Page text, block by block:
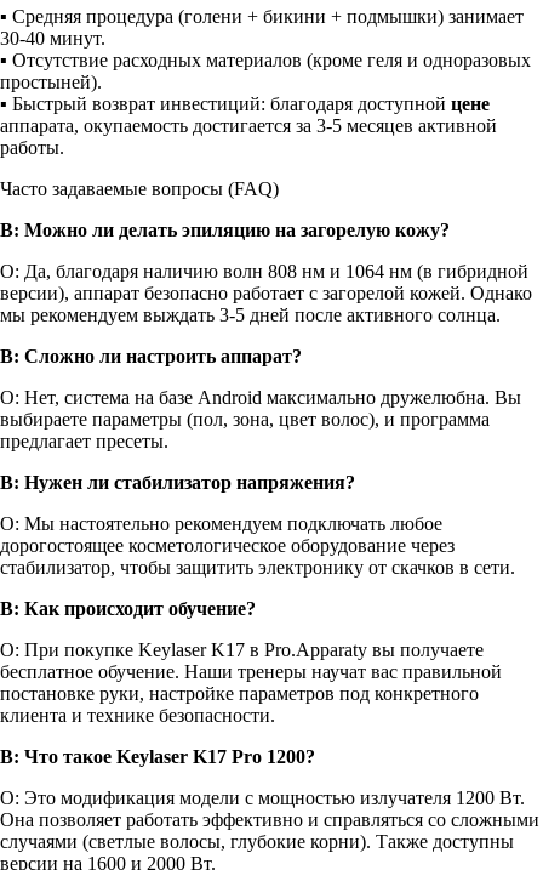
▪ Средняя процедура (голени + бикини + подмышки) занимает
30-40 минут.
▪ Отсутствие расходных материалов (кроме геля и одноразовых
простыней).
▪ Быстрый возврат инвестиций: благодаря доступной цене
аппарата, окупаемость достигается за 3-5 месяцев активной
работы.
Часто задаваемые вопросы (FAQ)
В: Можно ли делать эпиляцию на загорелую кожу?
О: Да, благодаря наличию волн 808 нм и 1064 нм (в гибридной
версии), аппарат безопасно работает с загорелой кожей. Однако
мы рекомендуем выждать 3-5 дней после активного солнца.
В: Сложно ли настроить аппарат?
О: Нет, система на базе Android максимально дружелюбна. Вы
выбираете параметры (пол, зона, цвет волос), и программа
предлагает пресеты.
В: Нужен ли стабилизатор напряжения?
О: Мы настоятельно рекомендуем подключать любое
дорогостоящее косметологическое оборудование через
стабилизатор, чтобы защитить электронику от скачков в сети.
В: Как происходит обучение?
О: При покупке Keylaser K17 в Pro.Apparaty вы получаете
бесплатное обучение. Наши тренеры научат вас правильной
постановке руки, настройке параметров под конкретного
клиента и технике безопасности.
В: Что такое Keylaser K17 Pro 1200?
О: Это модификация модели с мощностью излучателя 1200 Вт.
Она позволяет работать эффективно и справляться со сложными
случаями (светлые волосы, глубокие корни). Также доступны
версии на 1600 и 2000 Вт.